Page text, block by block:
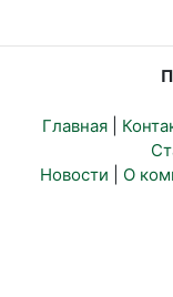
Главная
Новости
О